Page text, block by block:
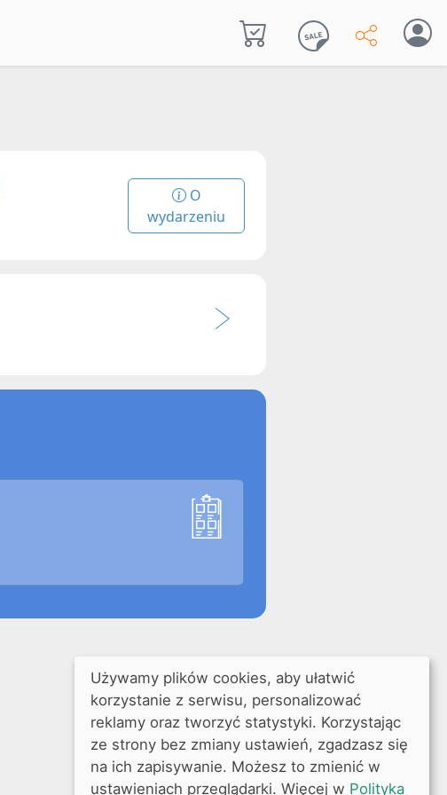
O
wydarzeniu
Używamy plików cookies, aby ułatwić
korzystanie z serwisu, personalizować
reklamy oraz tworzyć statystyki. Korzystając
ze strony bez zmiany ustawień, zgadzasz się
na ich zapisywanie. Możesz to zmienić w
ustawieniach przeglądarki. Więcej w Polityka